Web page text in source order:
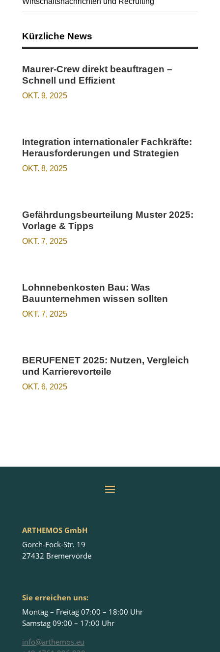
Kürzliche News
Maurer-Crew direkt beauftragen –
Schnell und Effizient
OKT. 9, 2025
Integration internationaler Fachkräfte:
Herausforderungen und Strategien
OKT. 8, 2025
Gefährdungsbeurteilung Muster 2025:
Vorlage & Tipps
OKT. 7, 2025
Lohnnebenkosten Bau: Was
Bauunternehmen wissen sollten
OKT. 7, 2025
BERUFENET 2025: Nutzen, Vergleich
und Karrierevorteile
OKT. 6, 2025
ARTHEMOS GmbH
Gorch-Fock-Str. 19
27432 Bremervörde
Sie erreichen uns:
Montag – Freitag 07:00 – 18:00 Uhr
Samstag 09:00 – 17:00 Uhr
info@arthemos.eu